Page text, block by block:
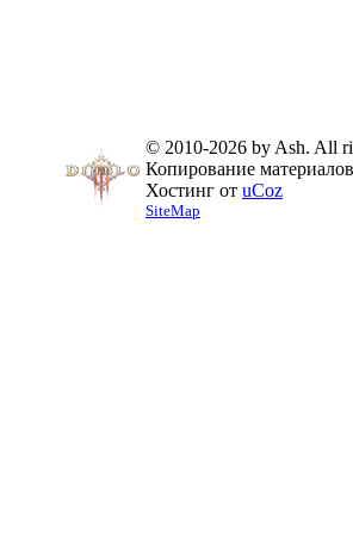
© 2010-2026 by Ash. All
Копирование
Хостинг от uCoz
SiteMap